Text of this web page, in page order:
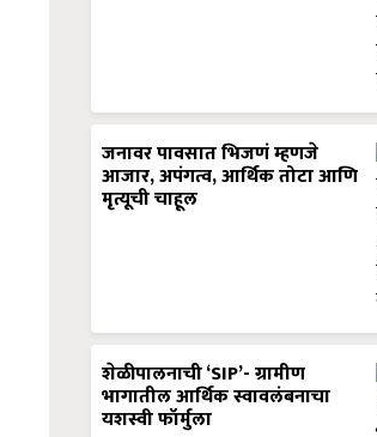
जनावर पावसात भिजणं म्हणजे
आजार, अपंगत्व, आर्थिक तोटा आणि
मृत्यूची चाहूल
शेळीपालनाची ‘SIP’- ग्रामीण
भागातील आर्थिक स्वावलंबनाचा
यशस्वी फॉर्मुला